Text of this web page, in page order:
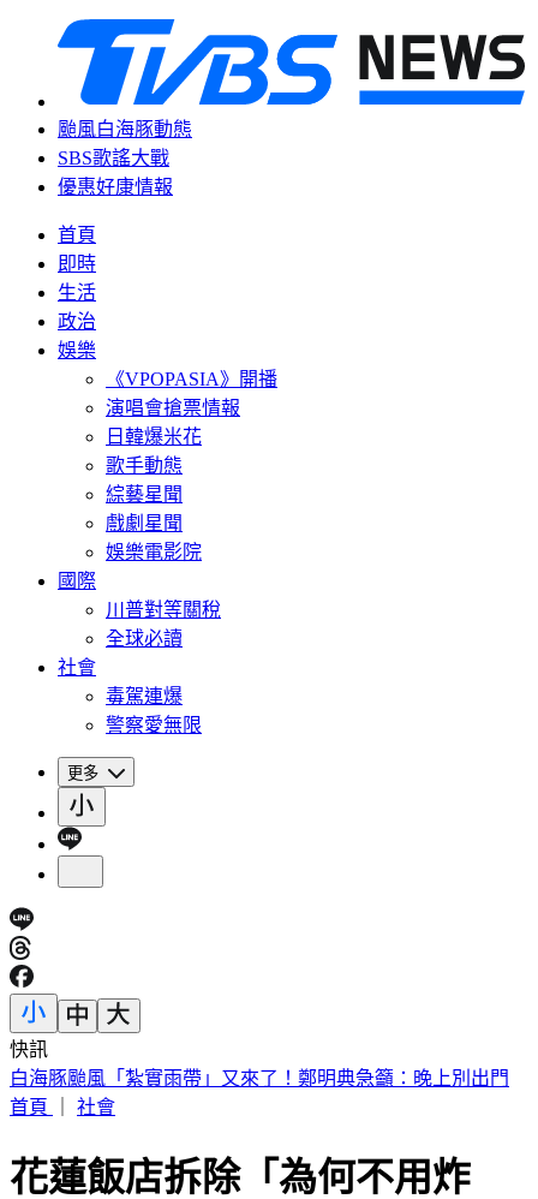
颱風白海豚動態
SBS歌謠大戰
優惠好康情報
首頁
即時
生活
政治
娛樂
《VPOPASIA》開播
演唱會搶票情報
日韓爆米花
歌手動態
綜藝星聞
戲劇星聞
娛樂電影院
國際
川普對等關稅
全球必讀
社會
毒駕連爆
警察愛無限
更多
快訊
別只看台積電！ 外媒點名「2檔AI設備股」快上車
首頁
社會
花蓮飯店拆除「為何不用炸